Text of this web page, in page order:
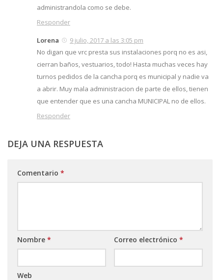
administrandola como se debe.
Responder
Lorena
9 julio, 2017 a las 3:05 pm
No digan que vrc presta sus instalaciones porq no es asi,
cierran baños, vestuarios, todo! Hasta muchas veces hay
turnos pedidos de la cancha porq es municipal y nadie va
a abrir. Muy mala administracion de parte de ellos, tienen
que entender que es una cancha MUNICIPAL no de ellos.
Responder
DEJA UNA RESPUESTA
Comentario *
Nombre * Correo electrónico *
Web